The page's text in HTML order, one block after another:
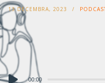
13 DECEMBRA, 2023
Audio00:00